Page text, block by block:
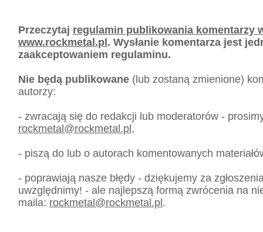
Przeczytaj regulamin publikowania komentarzy
www.rockmetal.pl. Wysłanie komentarza jest
zaakceptowaniem regulaminu.
Nie będą publikowane (lub zostaną zmienione)
autorzy:
- zwracają się do redakcji lub moderatorów -
rockmetal@rockmetal.pl,
- piszą do lub o autorach komentowanych
- poprawiają nasze błędy - dziękujemy za
uwzględnimy! - ale najlepszą formą zwrócenia na
maila: rockmetal@rockmetal.pl.